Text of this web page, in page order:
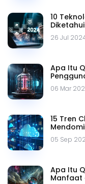
10
Diketahui
26 Jul 2024
Apa Itu
06 Mar
15 Tren
05 Sep
Apa Itu
Manfaat